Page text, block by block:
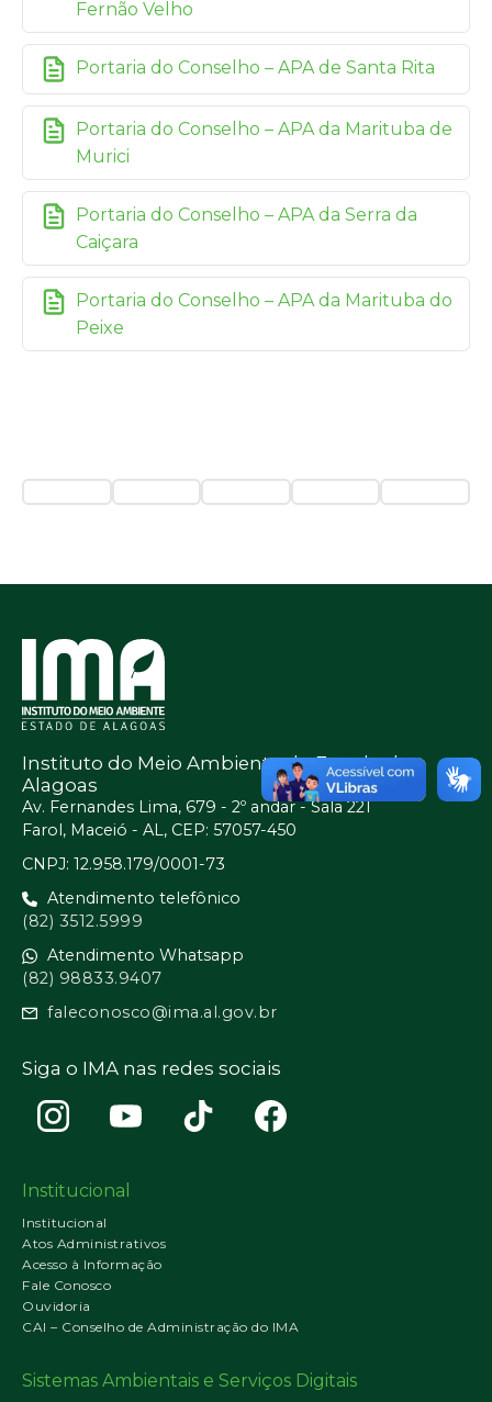
Fernão Velho
Portaria do Conselho – APA de Santa Rita
Portaria do Conselho – APA da Marituba de
Murici
Portaria do Conselho – APA da Serra da
Caiçara
Portaria do Conselho – APA da Marituba do
Peixe
Instituto do Meio Ambiente do Estado de
Alagoas
Av. Fernandes Lima, 679 - 2º andar - Sala 221
Farol, Maceió - AL, CEP: 57057-450
CNPJ: 12.958.179/0001-73
Atendimento telefônico
(82) 3512.5999
Atendimento Whatsapp
(82) 98833.9407
faleconosco@ima.al.gov.br
Siga o IMA nas redes sociais
Institucional
Institucional
Atos Administrativos
Acesso à Informação
Fale Conosco
Ouvidoria
CAI – Conselho de Administração do IMA
Sistemas Ambientais e Serviços Digitais